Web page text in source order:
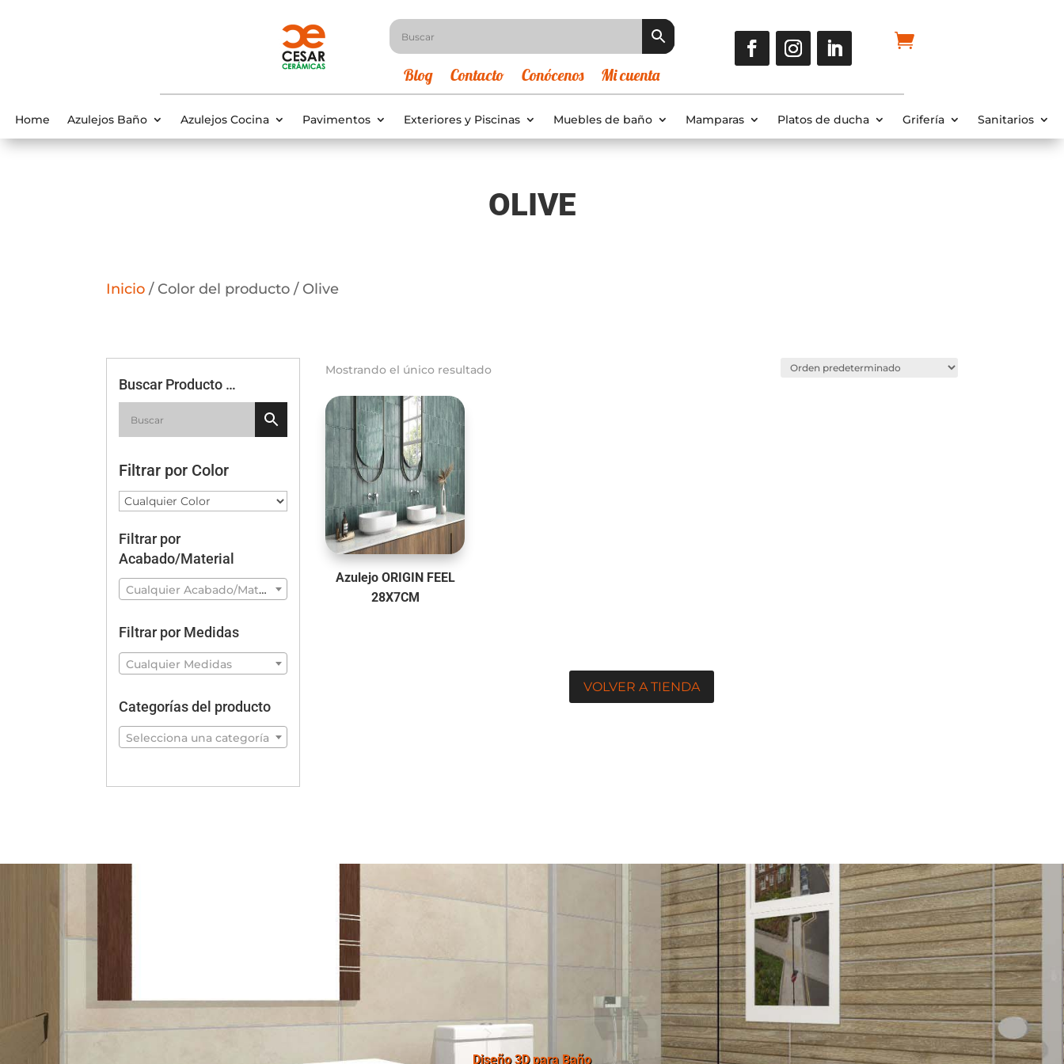
Blog Contacto Conócenos Mi cuenta
Home Azulejos Baño Azulejos Cocina Pavimentos Exteriores y Piscinas Muebles de baño Mamparas Platos de ducha Grifería Sanitarios
OLIVE
Inicio / Color del producto / Olive
Buscar Producto …
Filtrar por Color
Filtrar por
Acabado/Material
Cualquier Acabado/Material
Filtrar por Medidas
Cualquier Medidas
Categorías del producto
Selecciona una categoría
Mostrando el único resultado
Azulejo ORIGIN FEEL
28X7CM
VOLVER A TIENDA
Diseño 3D para Baño